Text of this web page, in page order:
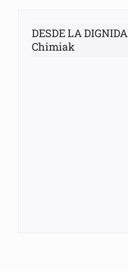
DESDE LA
Chimiak